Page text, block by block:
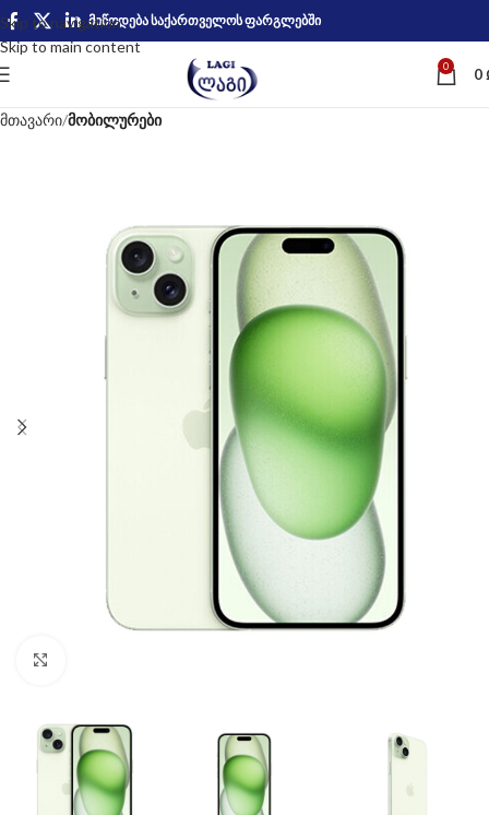
Skip to navigation
Skip to main content
მიწოდება საქართველოს ფარგლებში
0 0
მთავარი მობილურები